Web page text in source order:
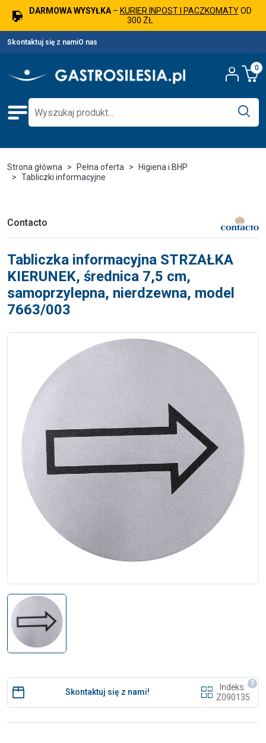
DARMOWA WYSYŁKA– KURIER INPOST I PACZKOMATYOD
300 ZŁ
Skontaktuj się z namiO nas
0
Strona główna Pełna oferta
Higiena i BHP
Tabliczki informacyjne
Contacto
Tabliczka informacyjna STRZAŁKA
KIERUNEK, średnica 7,5 cm,
samoprzylepna, nierdzewna, model
7663/003
Skontaktuj się z nami!
Indeks:
Z090135